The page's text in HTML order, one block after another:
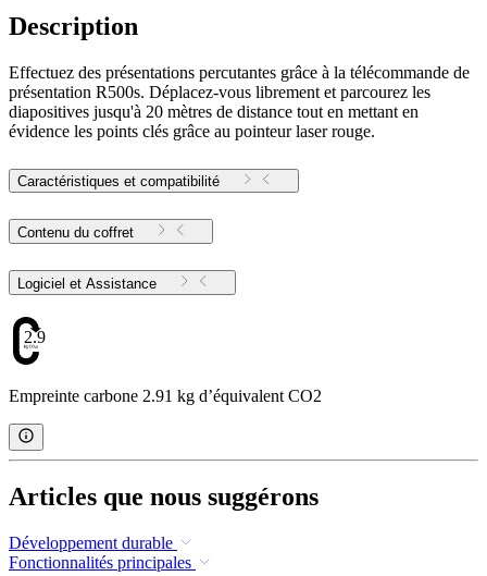
Description
Effectuez des présentations percutantes grâce à la télécommande de
présentation R500s. Déplacez-vous librement et parcourez les
diapositives jusqu'à 20 mètres de distance tout en mettant en
évidence les points clés grâce au pointeur laser rouge.
Caractéristiques et compatibilité
Contenu du coffret
Logiciel et Assistance
2.91
Empreinte carbone 2.91 kg d’équivalent CO2
Articles que nous suggérons
Développement durable
Fonctionnalités principales